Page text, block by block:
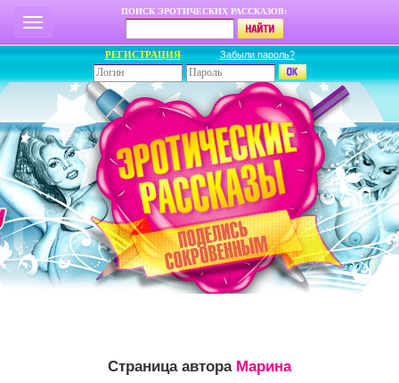
ПОИСК ЭРОТИЧЕСКИХ РАССКАЗОВ:
РЕГИСТРАЦИЯ Забыли пароль?
Страница автора Марина